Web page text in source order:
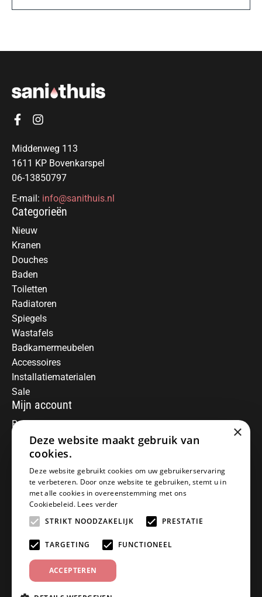
Middenweg 113
1611 KP Bovenkarspel
06-13850797
E-mail: info@sanithuis.nl
Categorieën
Nieuw
Kranen
Douches
Baden
Toiletten
Radiatoren
Spiegels
Wastafels
Badkamermeubelen
Accessoires
Installatiematerialen
Sale
Mijn account
Registreren
Mijn bestellingen
Informatie
Over ons
Algemene voorwaarden
Disclaimer
Privacy Policy
Betaalmethoden
Retourneren
Klantenservice
Offerte aanvragen
×
Deze website maakt gebruik van
cookies.
Deze website gebruikt cookies om uw gebruikerservaring
te verbeteren. Door onze website te gebruiken, stemt u in
met alle cookies in overeenstemming met ons
Cookiebeleid. Lees verder
STRIKT NOODZAKELIJK
PRESTATIE
TARGETING FUNCTIONEEL
ACCEPTEREN